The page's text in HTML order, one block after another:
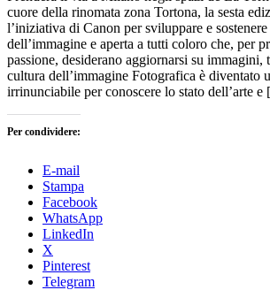
cuore della rinomata zona Tortona, la sesta
l’iniziativa di Canon per sviluppare e
dell’immagine e aperta a tutti coloro che, per
passione, desiderano aggiornarsi su immagini,
cultura dell’immagine Fotografica è diventato
irrinunciabile per conoscere lo stato dell’arte
Per condividere:
E-mail
Stampa
Facebook
WhatsApp
LinkedIn
X
Pinterest
Telegram